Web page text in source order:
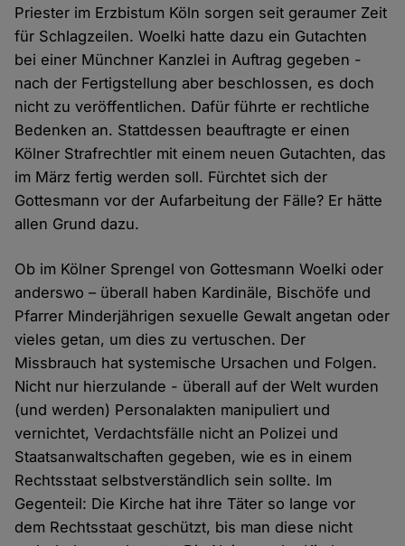
Priester im Erzbistum Köln sorgen seit geraumer Zeit
für Schlagzeilen. Woelki hatte dazu ein Gutachten
bei einer Münchner Kanzlei in Auftrag gegeben -
nach der Fertigstellung aber beschlossen, es doch
nicht zu veröffentlichen. Dafür führte er rechtliche
Bedenken an. Stattdessen beauftragte er einen
Kölner Strafrechtler mit einem neuen Gutachten, das
im März fertig werden soll. Fürchtet sich der
Gottesmann vor der Aufarbeitung der Fälle? Er hätte
allen Grund dazu.
Ob im Kölner Sprengel von Gottesmann Woelki oder
anderswo – überall haben Kardinäle, Bischöfe und
Pfarrer Minderjährigen sexuelle Gewalt angetan oder
vieles getan, um dies zu vertuschen. Der
Missbrauch hat systemische Ursachen und Folgen.
Nicht nur hierzulande - überall auf der Welt wurden
(und werden) Personalakten manipuliert und
vernichtet, Verdachtsfälle nicht an Polizei und
Staatsanwaltschaften gegeben, wie es in einem
Rechtsstaat selbstverständlich sein sollte. Im
Gegenteil: Die Kirche hat ihre Täter so lange vor
dem Rechtsstaat geschützt, bis man diese nicht